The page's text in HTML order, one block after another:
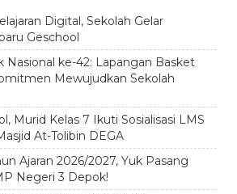
Digital, Sekolah Gelar
Geschool
Nasional ke-42: Lapangan Basket
Mewujudkan Sekolah
Murid Kelas 7 Ikuti Sosialisasi LMS
At-Tolibin DEGA
Ajaran 2026/2027, Yuk Pasang
Negeri 3 Depok!